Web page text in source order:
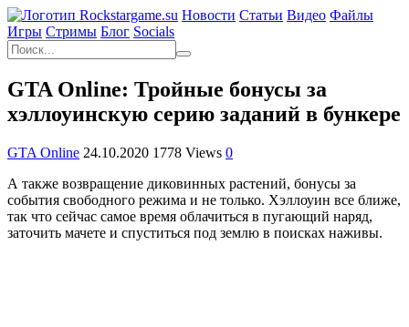
Новости Статьи Видео Файлы
Игры Cтримы Блог Socials
GTA Online: Тройные бонусы за
хэллоуинскую серию заданий в бункере
GTA Online 24.10.2020 1778 Views 0
А также возвращение диковинных растений, бонусы за
события свободного режима и не только. Хэллоуин все ближе,
так что сейчас самое время облачиться в пугающий наряд,
заточить мачете и спуститься под землю в поисках наживы.